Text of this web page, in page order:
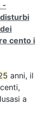
-
cento i
anni, il
a